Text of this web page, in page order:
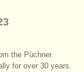
the Püchner
for over 30 years.